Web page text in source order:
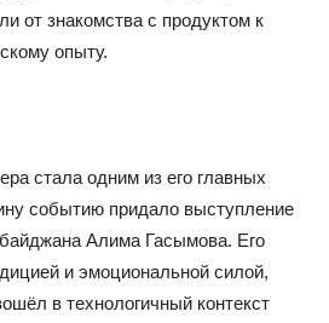
от знакомства с продуктом к
опыту.
стала одним из его главных
событию придало выступление
Алима Гасымова. Его
и эмоциональной силой,
в технологичный контекст